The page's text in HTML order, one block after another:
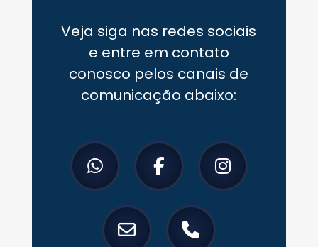
Veja siga nas redes sociais
e entre em contato
conosco pelos canais de
comunicação abaixo: